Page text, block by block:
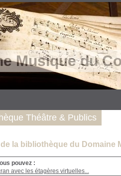
Musique du
la bibliothèque du Domaine
pouvez :
avec les étagères virtuelles...
Théâtre & Publics